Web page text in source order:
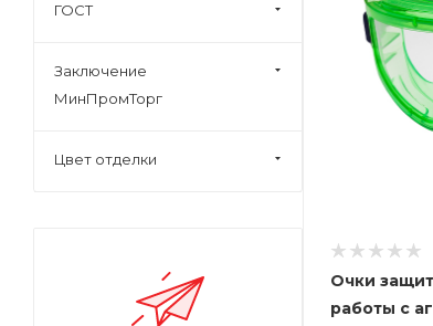
Очки
работы с
ГОСТ
Заключение
МинПромТорг
Цвет отделки